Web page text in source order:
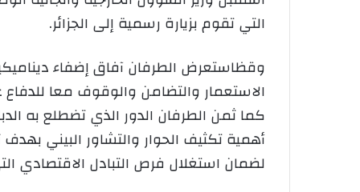
التي تقوم بزيارة رسمية إلى الجزائر.
وقظاستعرض الطرفان آفاق إضفاء
الاستعمار والتضامن والوقوف معا للدفاع
كما ثمن الطرفان الدور الذي تضطلع به
أهمية تكثيف الحوار والتشاور البيني
لضمان استغلال فرص التبادل الاقتصادي